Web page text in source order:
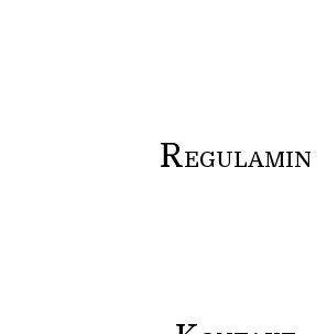
REGULAMIN